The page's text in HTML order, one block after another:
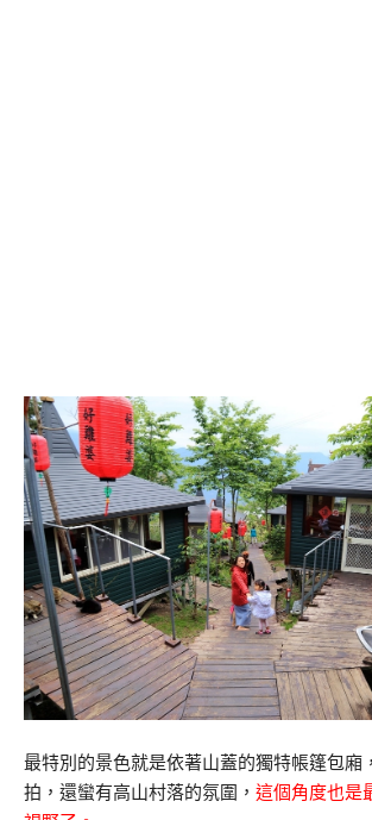
最特別的景色就是依著山蓋的獨特帳篷包廂
拍，還蠻有高山村落的氛圍， 這個角度也是